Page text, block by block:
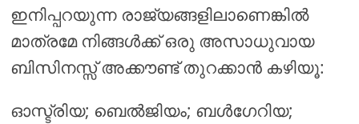
ഇനിപ്പറയുന്ന രാജ്യങ്ങളിലാണെങ്കിൽ
മാത്രമേ നിങ്ങൾക്ക് ഒരു അസാധുവായ
ബിസിനസ്സ് അക്കൗണ്ട് തുറക്കാൻ കഴിയൂ:
ഓസ്ട്രിയ; ബെൽജിയം; ബൾഗേറിയ;